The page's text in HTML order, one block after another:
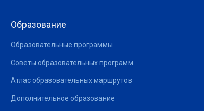
Образование
Образовательные программы
Советы образовательных программ
Атлас образовательных маршрутов
Дополнительное образование